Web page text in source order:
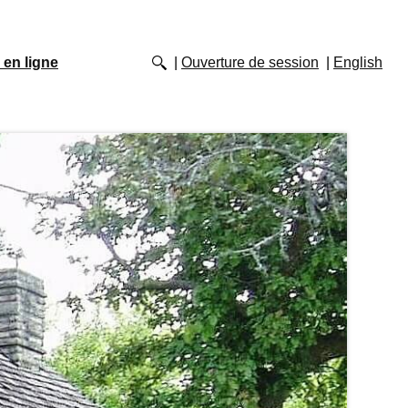
en ligne Ouverture de session English